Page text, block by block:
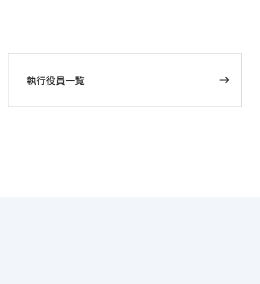
執行役員一覧